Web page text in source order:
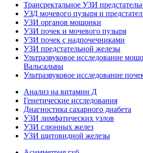
Трансректальное УЗИ
УЗД мочевого пузыря и
УЗИ органов мошонки
УЗИ почек и мочевого пузыря
УЗИ почек с надпочечниками
УЗИ предстательной железы
Ультразвуковое исследование
Вальсальвы
Ультразвуковое исследование
Анализ на витамин Д
Генетические исследования
Диагностика сахарного диабета
УЗИ лимфатических узлов
УЗИ слюнных желез
УЗИ щитовидной железы